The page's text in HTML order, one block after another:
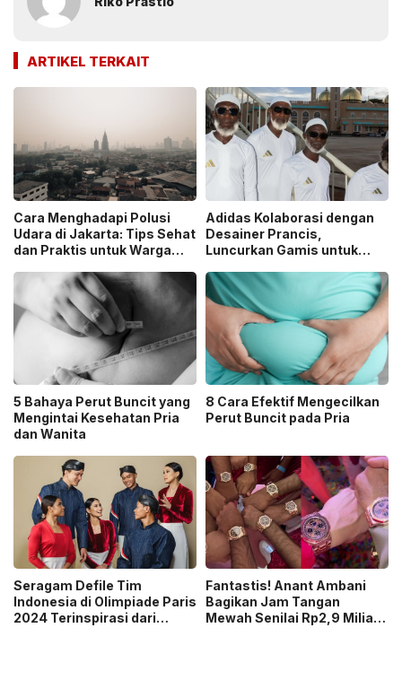
ARTIKEL TERKAIT
Cara Menghadapi Polusi
Udara di Jakarta: Tips Sehat
dan Praktis untuk Warga
Adidas Kolaborasi dengan
Desainer Prancis,
Luncurkan Gamis untuk
5 Bahaya Perut Buncit yang
Mengintai Kesehatan Pria
dan Wanita
8 Cara Efektif Mengecilkan
Perut Buncit pada Pria
Seragam Defile Tim
Indonesia di Olimpiade Paris
2024 Terinspirasi dari
Fantastis! Anant Ambani
Bagikan Jam Tangan
Mewah Senilai Rp2,9 Miliar